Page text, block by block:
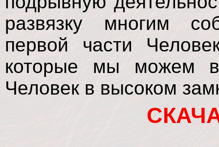
развязку многим
первой части
которые мы можем
Человек в высоком